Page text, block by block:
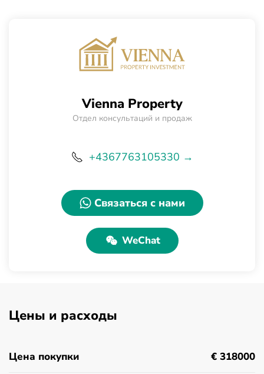
Vienna Property
Отдел консультаций и продаж
+4367763105330 →
Связаться с нами
WeChat
Цены и расходы
Цена покупки € 318000